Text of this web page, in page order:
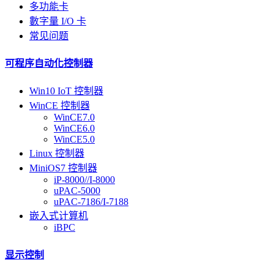
多功能卡
數字量 I/O 卡
常见问题
可程序自动化控制器
Win10 IoT 控制器
WinCE 控制器
WinCE7.0
WinCE6.0
WinCE5.0
Linux 控制器
MiniOS7 控制器
iP-8000//I-8000
uPAC-5000
uPAC-7186/I-7188
嵌入式计算机
iBPC
显示控制